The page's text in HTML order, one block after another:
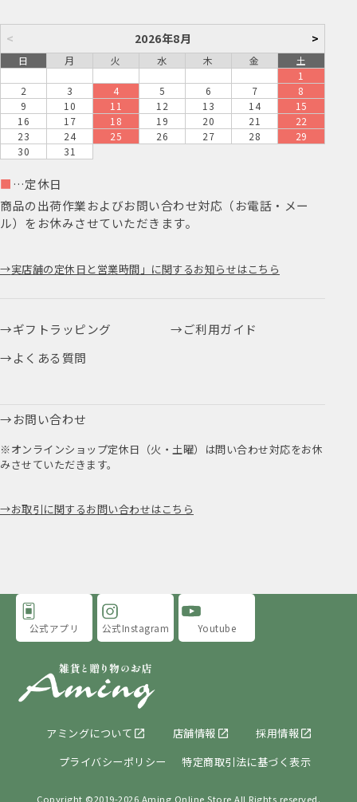
< 2026年8月 >
日 月 火 水 木 金
土
1
2
3 4 5 6 7
8
9
10 11 12 13 14
15
16
17 18 19 20 21
22
23
24 25 26 27 28
29
30
31
■ …定休日
商品の出荷作業およびお問い合わせ対応（お電話・メー
ル）をお休みさせていただきます。
実店舗の定休日と営業時間」に関するお知らせはこちら
ギフトラッピング
ご利用ガイド
よくある質問
お問い合わせ
※オンラインショップ定休日（火・土曜）は問い合わせ対応をお休
みさせていただきます。
お取引に関するお問い合わせはこちら
アミングについて 店舗情報
採用情報
プライバシーポリシー
特定商取引法に基づく表示
Copyright ©2019-2026 Aming Online Store All Rights reserved.
公式アプリ 公式Instagram Youtube